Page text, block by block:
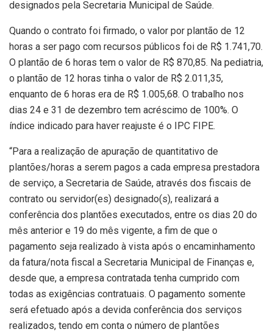
designados pela Secretaria Municipal de Saúde.
Quando o contrato foi firmado, o valor por plantão de 12
horas a ser pago com recursos públicos foi de R$ 1.741,70.
O plantão de 6 horas tem o valor de R$ 870,85. Na pediatria,
o plantão de 12 horas tinha o valor de R$ 2.011,35,
enquanto de 6 horas era de R$ 1.005,68. O trabalho nos
dias 24 e 31 de dezembro tem acréscimo de 100%. O
índice indicado para haver reajuste é o IPC FIPE.
“Para a realização de apuração de quantitativo de
plantões/horas a serem pagos a cada empresa prestadora
de serviço, a Secretaria de Saúde, através dos fiscais de
contrato ou servidor(es) designado(s), realizará a
conferência dos plantões executados, entre os dias 20 do
mês anterior e 19 do mês vigente, a fim de que o
pagamento seja realizado à vista após o encaminhamento
da fatura/nota fiscal a Secretaria Municipal de Finanças e,
desde que, a empresa contratada tenha cumprido com
todas as exigências contratuais. O pagamento somente
será efetuado após a devida conferência dos serviços
realizados, tendo em conta o número de plantões